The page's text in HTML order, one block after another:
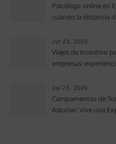
Psicólogo online en
cuándo la distancia
terapia
Jul 23, 2026
Viajes de incentivo
empresas:
la oficina
Jul 23, 2026
Campamentos de
Asturias: Vive una